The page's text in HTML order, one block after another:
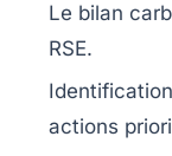
Le bilan
RSE.
actions